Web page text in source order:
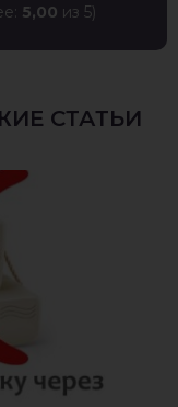
5,00 из 5)
СТАТЬИ